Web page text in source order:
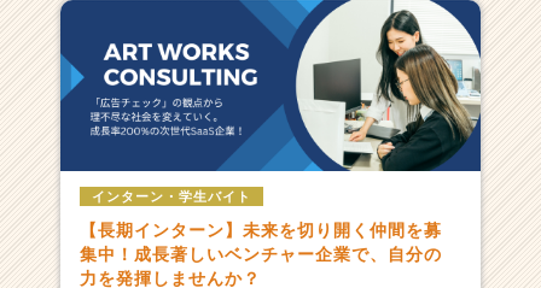
インターン・学生バイト
【長期インターン】未来を切り開く仲間を募
集中！成長著しいベンチャー企業で、自分の
力を発揮しませんか？